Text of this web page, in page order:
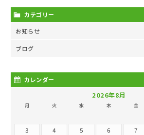
カテゴリー
お知らせ
ブログ
カレンダー
2026年8月
月 火 水 木 金
3
4 5 6 7